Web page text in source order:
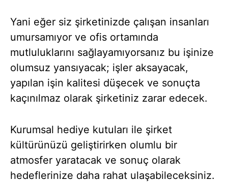
Yani eğer siz şirketinizde çalışan insanları
umursamıyor ve ofis ortamında
mutluluklarını sağlayamıyorsanız bu işinize
olumsuz yansıyacak; işler aksayacak,
yapılan işin kalitesi düşecek ve sonuçta
kaçınılmaz olarak şirketiniz zarar edecek.
Kurumsal hediye kutuları ile şirket
kültürünüzü geliştirirken olumlu bir
atmosfer yaratacak ve sonuç olarak
hedeflerinize daha rahat ulaşabileceksiniz.